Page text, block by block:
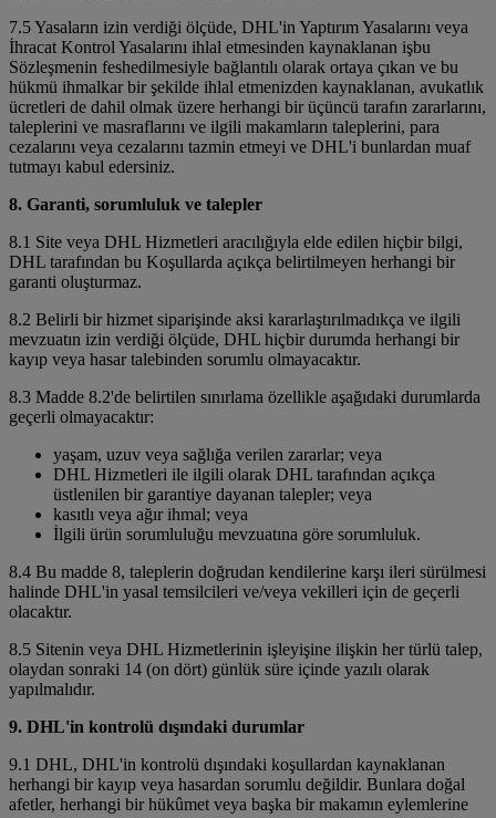
7.5 Yasaların izin verdiği ölçüde, DHL'in Yaptırım Yasalarını veya
İhracat Kontrol Yasalarını ihlal etmesinden kaynaklanan işbu
Sözleşmenin feshedilmesiyle bağlantılı olarak ortaya çıkan ve bu
hükmü ihmalkar bir şekilde ihlal etmenizden kaynaklanan, avukatlık
ücretleri de dahil olmak üzere herhangi bir üçüncü tarafın zararlarını,
taleplerini ve masraflarını ve ilgili makamların taleplerini, para
cezalarını veya cezalarını tazmin etmeyi ve DHL'i bunlardan muaf
tutmayı kabul edersiniz.
8. Garanti, sorumluluk ve talepler
8.1 Site veya DHL Hizmetleri aracılığıyla elde edilen hiçbir bilgi,
DHL tarafından bu Koşullarda açıkça belirtilmeyen herhangi bir
garanti oluşturmaz.
8.2 Belirli bir hizmet siparişinde aksi kararlaştırılmadıkça ve ilgili
mevzuatın izin verdiği ölçüde, DHL hiçbir durumda herhangi bir
kayıp veya hasar talebinden sorumlu olmayacaktır.
8.3 Madde 8.2'de belirtilen sınırlama özellikle aşağıdaki durumlarda
geçerli olmayacaktır:
yaşam, uzuv veya sağlığa verilen zararlar; veya
DHL Hizmetleri ile ilgili olarak DHL tarafından açıkça
üstlenilen bir garantiye dayanan talepler; veya
kasıtlı veya ağır ihmal; veya
İlgili ürün sorumluluğu mevzuatına göre sorumluluk.
8.4 Bu madde 8, taleplerin doğrudan kendilerine karşı ileri sürülmesi
halinde DHL'in yasal temsilcileri ve/veya vekilleri için de geçerli
olacaktır.
8.5 Sitenin veya DHL Hizmetlerinin işleyişine ilişkin her türlü talep,
olaydan sonraki 14 (on dört) günlük süre içinde yazılı olarak
yapılmalıdır.
9. DHL'in kontrolü dışındaki durumlar
9.1 DHL, DHL'in kontrolü dışındaki koşullardan kaynaklanan
herhangi bir kayıp veya hasardan sorumlu değildir. Bunlara doğal
afetler, herhangi bir hükûmet veya başka bir makamın eylemlerine